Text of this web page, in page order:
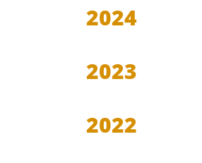
2024
2023
2022